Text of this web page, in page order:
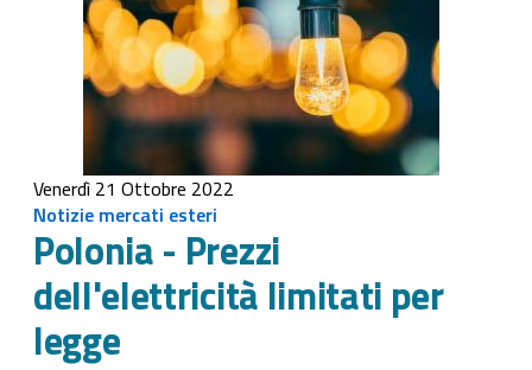
Venerdì 21 Ottobre 2022
Notizie mercati esteri
Polonia - Prezzi
dell'elettricità limitati per
legge